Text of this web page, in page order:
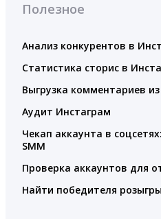
Полезное
Анализ конкурентов в
Статистика сторис в
Выгрузка комментариев
Аудит Инстаграм
Чекап аккаунта в
SMM
Проверка аккаунтов для
Найти победителя